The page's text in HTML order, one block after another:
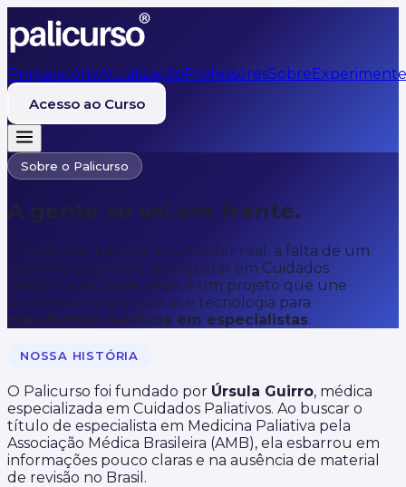
PreparatórioAtualizaçãoProfessoresSobreExperimente
Acesso ao Curso
Sobre o Palicurso
A gente só vai em frente.
O Palicurso nasceu de uma dor real: a falta de um
caminho claro para se preparar em Cuidados
Paliativos no Brasil. Hoje, é um projeto que une
professores especialistas e tecnologia para
transformar médicos em especialistas.
NOSSA HISTÓRIA
O Palicurso foi fundado por Úrsula Guirro, médica
especializada em Cuidados Paliativos. Ao buscar o
título de especialista em Medicina Paliativa pela
Associação Médica Brasileira (AMB), ela esbarrou em
informações pouco claras e na ausência de material
de revisão no Brasil.